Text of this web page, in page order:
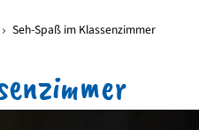
Seh-Spaß im Klassenzimmer